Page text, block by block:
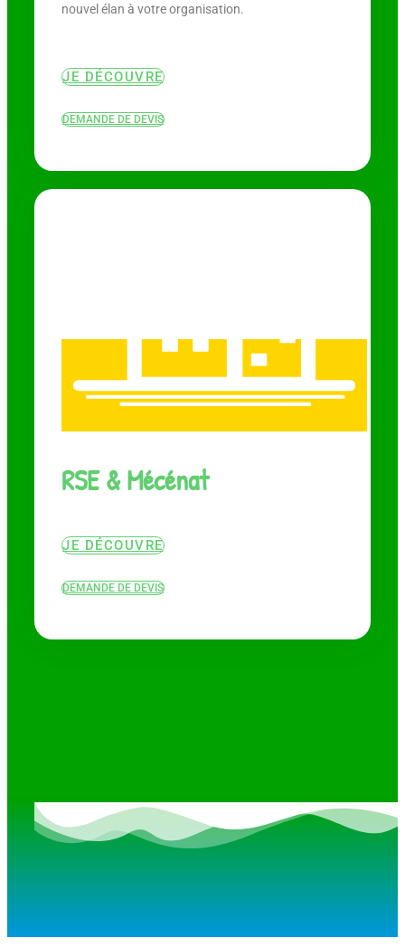
nouvel élan à votre organisation.
JE DÉCOUVRE
DEMANDE DE DEVIS
RSE & Mécénat
JE DÉCOUVRE
DEMANDE DE DEVIS